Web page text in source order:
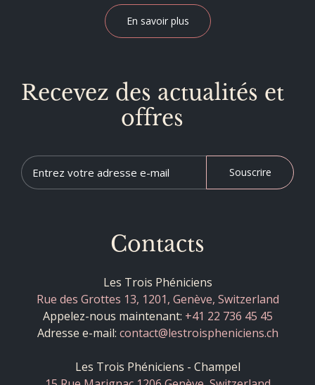
En savoir plus
Recevez des actualités et
offres
Souscrire
Contacts
Les Trois Phéniciens
Rue des Grottes 13, 1201, Genève, Switzerland
Appelez-nous maintenant: +41 22 736 45 45
Adresse e-mail: contact@lestroispheniciens.ch
Les Trois Phéniciens - Champel